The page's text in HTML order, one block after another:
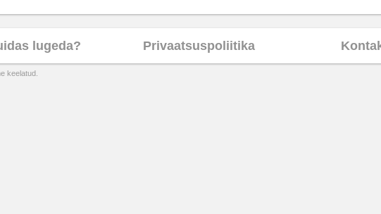
lugeda? Privaatsuspoliitika
keelatud.